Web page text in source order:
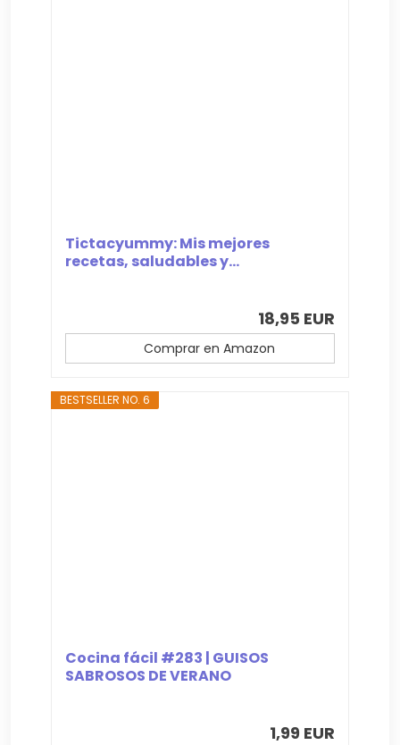
Tictacyummy: Mis mejores
recetas, saludables y...
18,95 EUR
Comprar en Amazon
BESTSELLER NO. 6
Cocina fácil #283 | GUISOS
SABROSOS DE VERANO
1,99 EUR